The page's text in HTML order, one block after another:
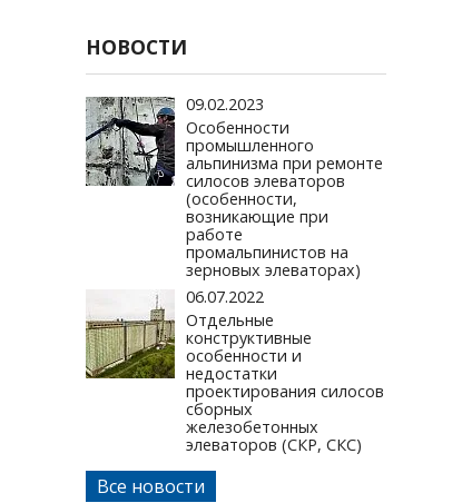
НОВОСТИ
09.02.2023
Особенности
промышленного
альпинизма при ремонте
силосов элеваторов
(особенности,
возникающие при
работе
промальпинистов на
зерновых элеваторах)
06.07.2022
Отдельные
конструктивные
особенности и
недостатки
проектирования силосов
сборных
железобетонных
элеваторов (СКР, СКС)
Все новости